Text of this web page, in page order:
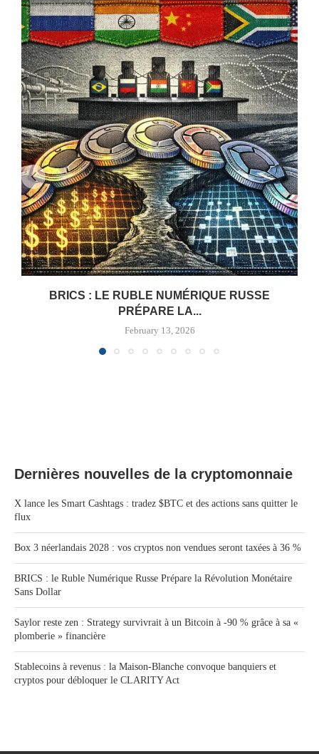
BRICS : LE RUBLE NUMÉRIQUE RUSSE
PRÉPARE LA...
February 13, 2026
Dernières nouvelles de la cryptomonnaie
X lance les Smart Cashtags : tradez $BTC et des actions sans quitter le
flux
Box 3 néerlandais 2028 : vos cryptos non vendues seront taxées à 36 %
BRICS : le Ruble Numérique Russe Prépare la Révolution Monétaire
Sans Dollar
Saylor reste zen : Strategy survivrait à un Bitcoin à -90 % grâce à sa «
plomberie » financière
Stablecoins à revenus : la Maison-Blanche convoque banquiers et
cryptos pour débloquer le CLARITY Act